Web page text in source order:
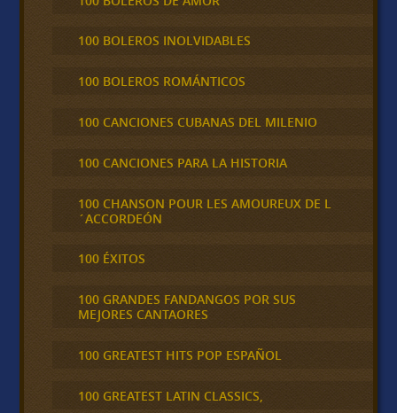
100 BOLEROS INOLVIDABLES
100 BOLEROS ROMÁNTICOS
100 CANCIONES CUBANAS DEL MILENIO
100 CANCIONES PARA LA HISTORIA
100 CHANSON POUR LES AMOUREUX DE L
´ACCORDEÓN
100 ÉXITOS
100 GRANDES FANDANGOS POR SUS
MEJORES CANTAORES
100 GREATEST HITS POP ESPAÑOL
100 GREATEST LATIN CLASSICS,